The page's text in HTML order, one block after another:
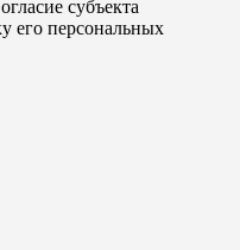
субъекта
его персональных